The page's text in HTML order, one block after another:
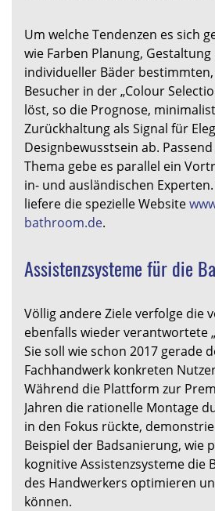
Um welche Tendenzen es sich
wie Farben Planung,
individueller Bäder
Besucher in der „Colour
löst, so die Prognose,
Zurückhaltung als Signal für
Designbewusstsein ab.
Thema gebe es parallel ein
in- und ausländischen
liefere die spezielle Website
bathroom.de.
Assistenzsysteme für die
Völlig andere Ziele verfolge die
ebenfalls wieder verantwortete
Sie soll wie schon 2017 gerade
Fachhandwerk konkreten
Während die Plattform zur
Jahren die rationelle Montage
in den Fokus rückte,
Beispiel der Badsanierung, wie
kognitive Assistenzsysteme die
des Handwerkers optimieren
können.